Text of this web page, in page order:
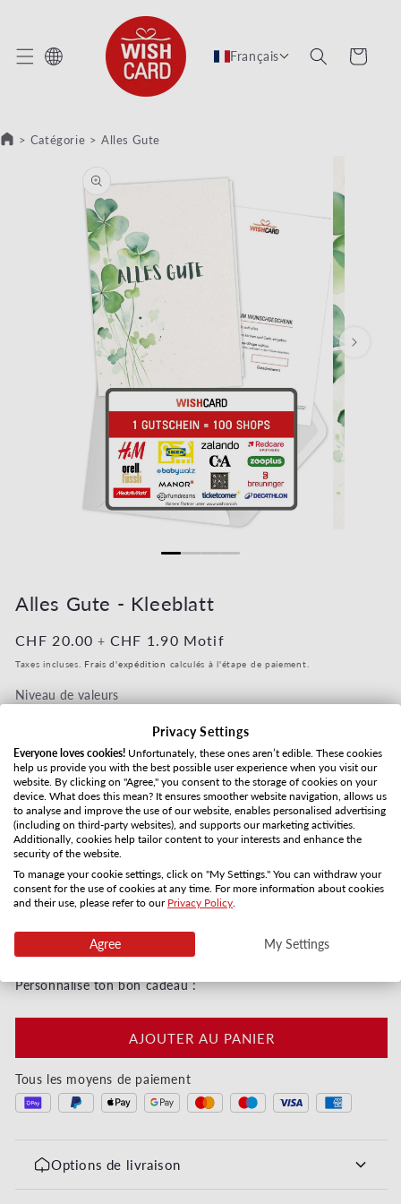
PASSER AU CONTENU
Français Panier
> Catégorie > Alles Gute
Alles Gute - Kleeblatt
Prix habituel
CHF 20.00 + Prix habituel
CHF 1.90 Motif
Taxes incluses. Frais d'expédition calculés à l'étape de paiement.
Niveau de valeurs
Mode d'expédition
Distribution postale
3-5 jours
Réception par email
Directement
Quantité
Digital immédiatement ou par courrier en 3–5 jours
Personnalise ton bon cadeau :
AJOUTER AU PANIER
Tous les moyens de paiement
Options de livraison
Privacy Settings
Everyone loves cookies! Unfortunately, these ones aren’t edible. These cookies
help us provide you with the best possible user experience when you visit our
website. By clicking on "Agree," you consent to the storage of cookies on your
device. What does this mean? It ensures smoother website navigation, allows us
to analyse and improve the use of our website, enables personalised advertising
(including on third-party websites), and supports our marketing activities.
Additionally, cookies help tailor content to your interests and enhance the
security of the website.
To manage your cookie settings, click on "My Settings." You can withdraw your
consent for the use of cookies at any time. For more information about cookies
and their use, please refer to our Privacy Policy.
Agree My Settings